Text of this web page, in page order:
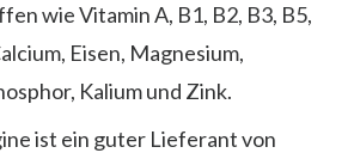
wie Vitamin A, B1, B2, B3, B5,
Eisen, Magnesium,
Kalium und Zink.
ist ein guter Lieferant von